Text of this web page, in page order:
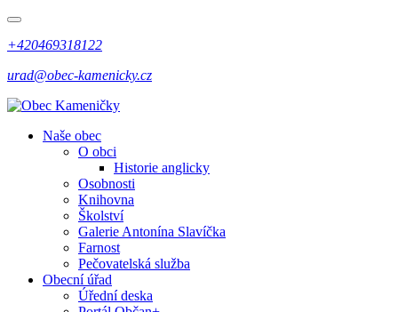
+420469318122
urad@obec-kamenicky.cz
Naše obec
O obci
Historie anglicky
Osobnosti
Knihovna
Školství
Galerie Antonína Slavíčka
Farnost
Pečovatelská služba
Obecní úřad
Úřední deska